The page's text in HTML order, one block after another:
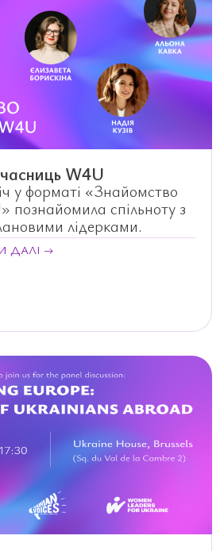
W4U
у форматі «Знайомство
познайомила спільноту з
лідерками.
ДАЛІ →